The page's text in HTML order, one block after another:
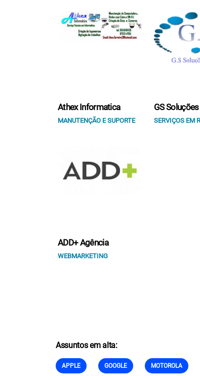
Athex Informatica
MANUTENÇÃO E SUPORTE
GS
SERVIÇOS EM
ADD+ Agência
WEBMARKETING
Assuntos em alta:
APPLE GOOGLE MOTOROLA